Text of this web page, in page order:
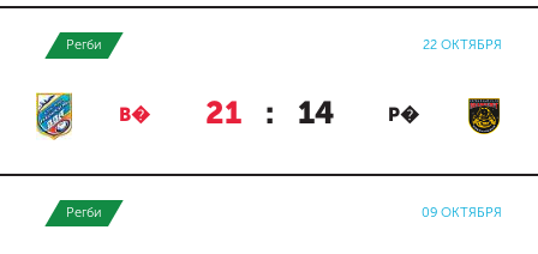
Регби 22 ОКТЯБРЯ
В� 21 : 14 Р�
Регби 09 ОКТЯБРЯ